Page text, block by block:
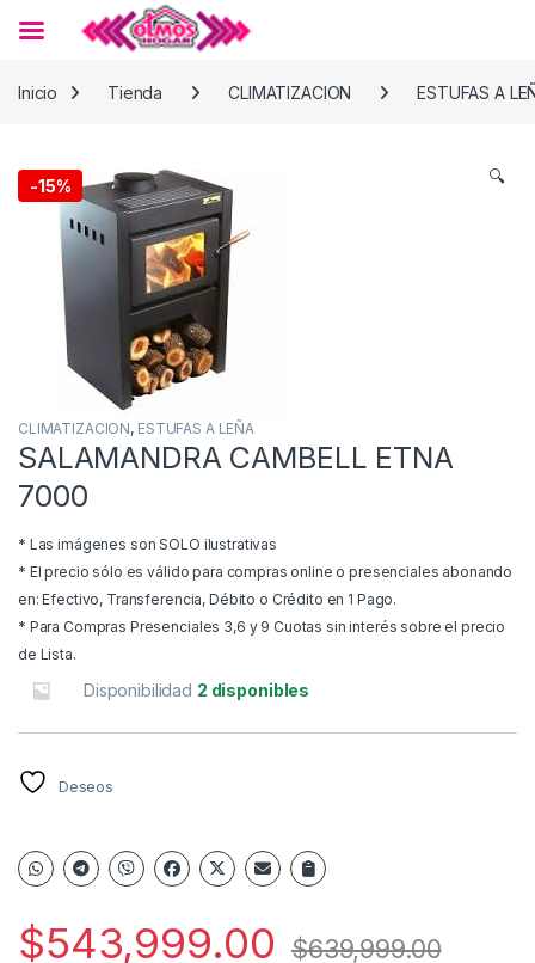
Inicio
Tienda CLIMATIZACION ESTUFAS A
-15% 🔍
CLIMATIZACION, ESTUFAS A LEÑA
SALAMANDRA CAMBELL ETNA
7000
* Las imágenes son SOLO ilustrativas
* El precio sólo es válido para compras online o presenciales abonando
en: Efectivo, Transferencia, Débito o Crédito en 1 Pago.
* Para Compras Presenciales 3,6 y 9 Cuotas sin interés sobre el precio
de Lista.
Disponibilidad 2 disponibles
Deseos
$543,999.00 $639,999.00